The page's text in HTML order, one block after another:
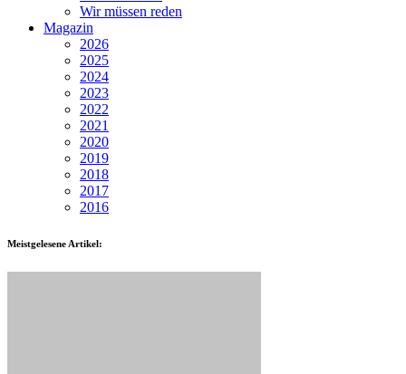
Wir müssen reden
Magazin
2026
2025
2024
2023
2022
2021
2020
2019
2018
2017
2016
Meistgelesene Artikel: